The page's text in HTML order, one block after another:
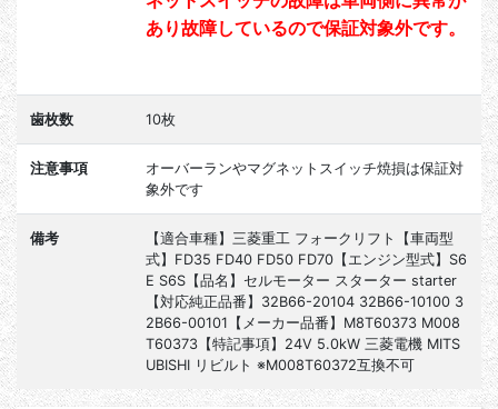
あり故障しているので保証対象外です。
歯枚数 10枚
注意事項
オーバーランやマグネットスイッチ焼損は保証対
象外です
備考
【適合車種】三菱重工 フォークリフト【車両型
式】FD35 FD40 FD50 FD70【エンジン型式】S6
E S6S【品名】セルモーター スターター starter
【対応純正品番】32B66-20104 32B66-10100 3
2B66-00101【メーカー品番】M8T60373 M008
T60373【特記事項】24V 5.0kW 三菱電機 MITS
UBISHI リビルト ※M008T60372互換不可